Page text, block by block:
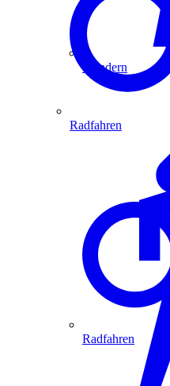
Wandern
Radfahren
Radfahren